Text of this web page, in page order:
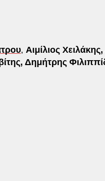
, Αιμίλιος
Δημήτρης